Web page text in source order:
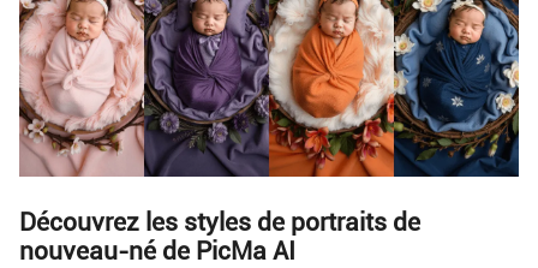
Découvrez les styles de portraits de
nouveau-né de PicMa AI